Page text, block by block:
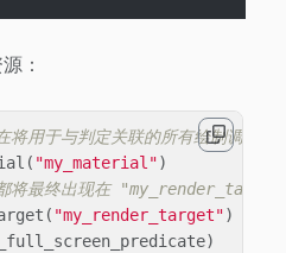
：
于与判定关联的所有绘制调用
( "my_material")
将最终出现在
( "my_render_target")
)